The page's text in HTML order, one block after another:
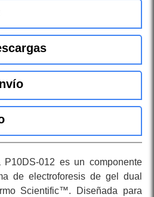
P10DS-012 es un componente
de electroforesis de gel dual
Scientific™. Diseñada para